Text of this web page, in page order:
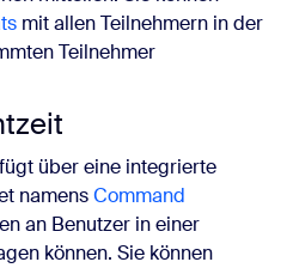
mit allen Teilnehmern in der
Teilnehmer
über eine integrierte
namensCommand
an Benutzer in einer
können. Sie können